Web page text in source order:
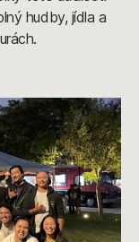
hudby, jídla a